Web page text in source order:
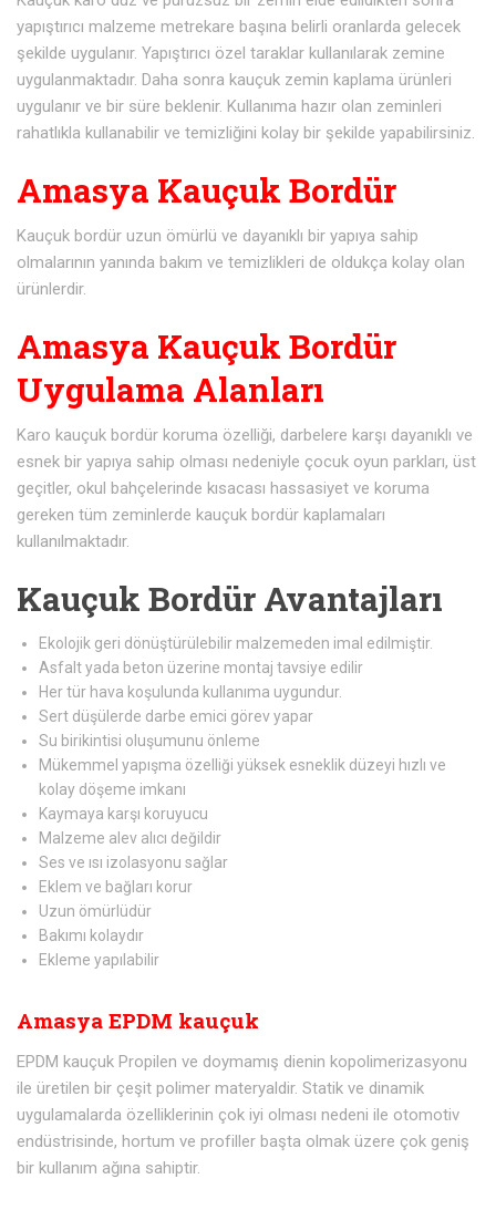
yapıştırıcı malzeme metrekare başına belirli oranlarda gelecek
şekilde uygulanır. Yapıştırıcı özel taraklar kullanılarak zemine
uygulanmaktadır. Daha sonra kauçuk zemin kaplama ürünleri
uygulanır ve bir süre beklenir. Kullanıma hazır olan zeminleri
rahatlıkla kullanabilir ve temizliğini kolay bir şekilde yapabilirsiniz.
Amasya Kauçuk Bordür
Kauçuk bordür uzun ömürlü ve dayanıklı bir yapıya sahip
olmalarının yanında bakım ve temizlikleri de oldukça kolay olan
ürünlerdir.
Amasya Kauçuk Bordür
Uygulama Alanları
Karo kauçuk bordür koruma özelliği, darbelere karşı dayanıklı ve
esnek bir yapıya sahip olması nedeniyle çocuk oyun parkları, üst
geçitler, okul bahçelerinde kısacası hassasiyet ve koruma
gereken tüm zeminlerde kauçuk bordür kaplamaları
kullanılmaktadır.
Kauçuk Bordür Avantajları
Ekolojik geri dönüştürülebilir malzemeden imal edilmiştir.
Asfalt yada beton üzerine montaj tavsiye edilir
Her tür hava koşulunda kullanıma uygundur.
Sert düşülerde darbe emici görev yapar
Su birikintisi oluşumunu önleme
Mükemmel yapışma özelliği yüksek esneklik düzeyi hızlı ve
kolay döşeme imkanı
Kaymaya karşı koruyucu
Malzeme alev alıcı değildir
Ses ve ısı izolasyonu sağlar
Eklem ve bağları korur
Uzun ömürlüdür
Bakımı kolaydır
Ekleme yapılabilir
Amasya EPDM kauçuk
EPDM kauçuk Propilen ve doymamış dienin kopolimerizasyonu
ile üretilen bir çeşit polimer materyaldir. Statik ve dinamik
uygulamalarda özelliklerinin çok iyi olması nedeni ile otomotiv
endüstrisinde, hortum ve profiller başta olmak üzere çok geniş
bir kullanım ağına sahiptir.